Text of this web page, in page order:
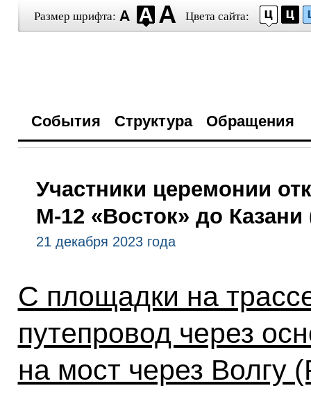
Размер шрифта: Цвета сайта:
События Структура Обращения
Участники церемонии
М-12 «Восток» до
21 декабря 2023 года
С площадки на
путепровод через
на мост через Волгу